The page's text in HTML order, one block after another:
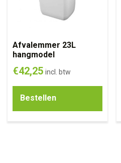
Afvalemmer 23L
hangmodel
€42,25 incl. btw
Bestellen